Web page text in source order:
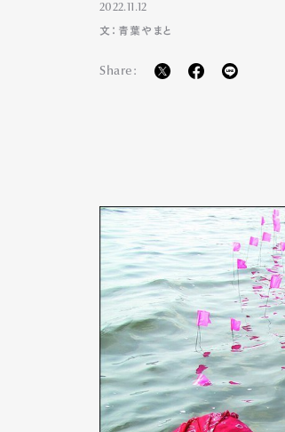
2022.11.12
文：青葉やまと
Share: